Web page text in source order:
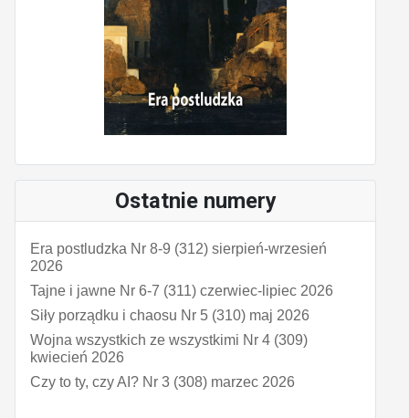
Ostatnie numery
Era postludzka Nr 8-9 (312) sierpień-wrzesień
2026
Tajne i jawne Nr 6-7 (311) czerwiec-lipiec 2026
Siły porządku i chaosu Nr 5 (310) maj 2026
Wojna wszystkich ze wszystkimi Nr 4 (309)
kwiecień 2026
Czy to ty, czy AI? Nr 3 (308) marzec 2026